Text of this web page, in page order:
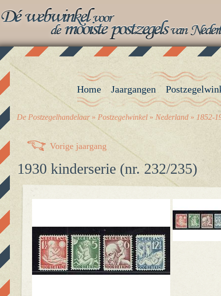
Vorige jaargang
1930 kinderserie (nr. 232/235)
Home Jaargangen
De Postzegelhandelaar» Postzegelwinkel » Nederland » 1852-